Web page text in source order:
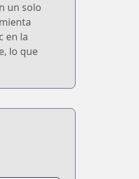
un solo
en la
lo que